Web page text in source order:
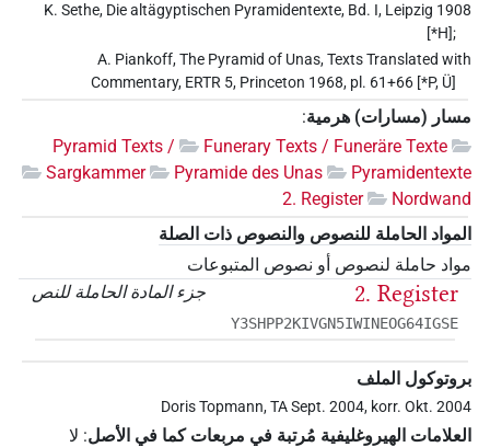
K. Sethe, Die altägyptischen Pyramidentexte, Bd. I, Leipzig 1908
[*H];
A. Piankoff, The Pyramid of Unas, Texts Translated with
Commentary, ERTR 5, Princeton 1968, pl. 61+66 [*P, Ü]
مسار (مسارات) هرمية:
Funerary Texts / Funeräre Texte
Pyramid Texts /
Pyramidentexte
Pyramide des Unas
Sargkammer
Nordwand
2. Register
المواد الحاملة للنصوص والنصوص ذات الصلة
مواد حاملة لنصوص أو نصوص المتبوعات
جزء المادة الحاملة للنص
2. Register
Y3SHPP2KIVGN5IWINEOG64IGSE
بروتوكول الملف
Doris Topmann, TA Sept. 2004, korr. Okt. 2004
العلامات الهيروغليفية مُرتبة في مربعات كما في الأصل: لا